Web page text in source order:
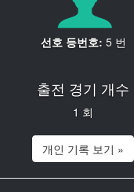
선호 등번호: 5 번
출전 경기 개수
1 회
개인 기록 보기 »